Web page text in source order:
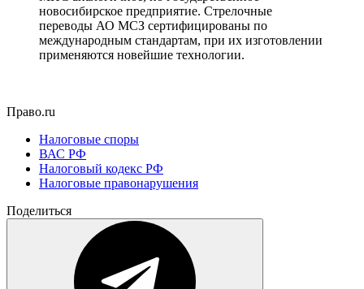
новосибирское предприятие. Стрелочные
переводы АО МСЗ сертифицированы по
международным стандартам, при их изготовлении
применяются новейшие технологии.
Право.ru
Налоговые споры
ВАС РФ
Налоговый кодекс РФ
Налоговые правонарушения
Поделиться